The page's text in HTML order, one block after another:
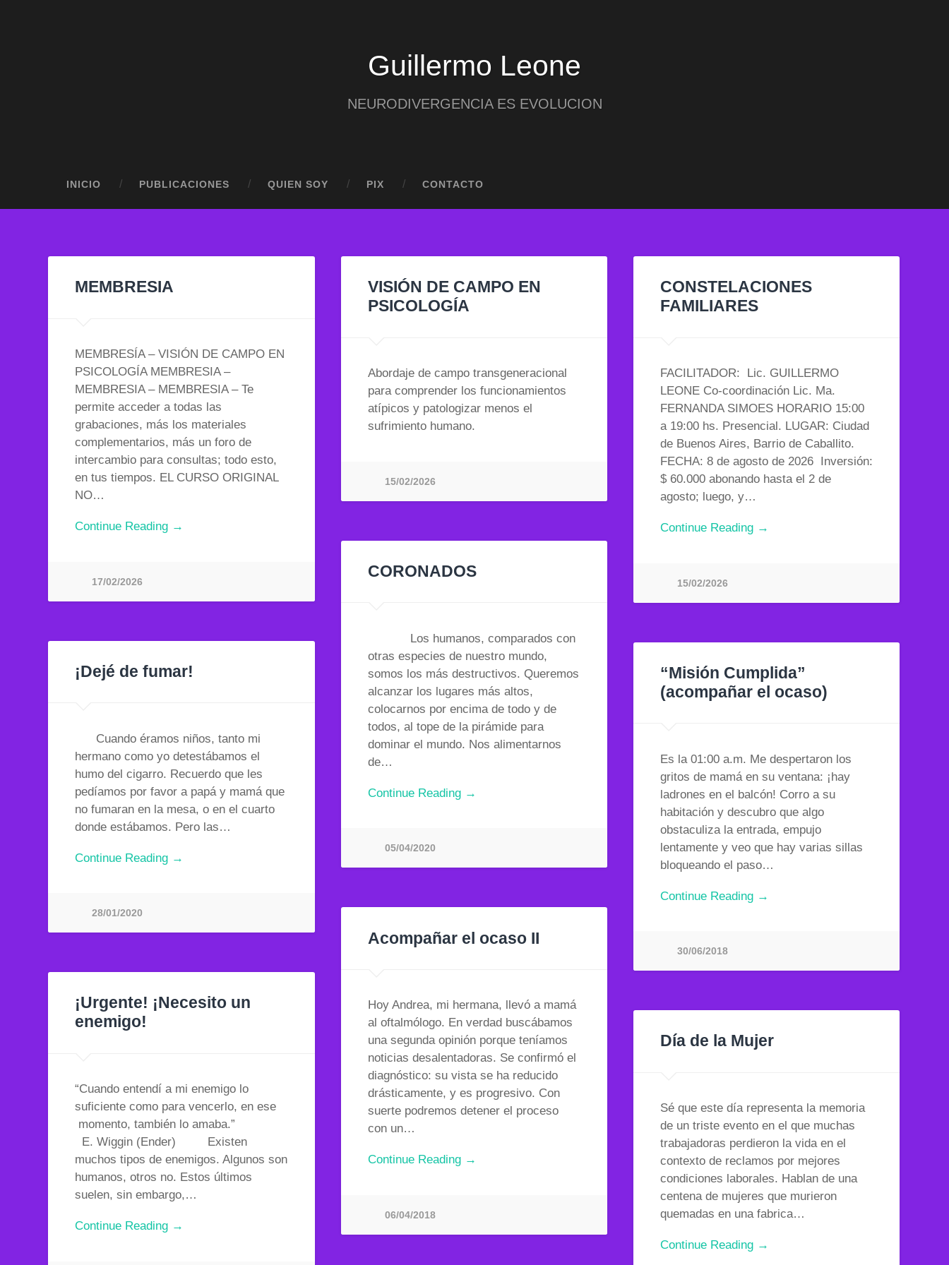
Guillermo Leone
NEURODIVERGENCIA ES EVOLUCION
INICIO PUBLICACIONES QUIEN SOY PIX CONTACTO
MEMBRESIA
MEMBRESÍA – VISIÓN DE CAMPO EN
PSICOLOGÍA MEMBRESIA –
MEMBRESIA – MEMBRESIA – Te
permite acceder a todas las
grabaciones, más los materiales
complementarios, más un foro de
intercambio para consultas; todo esto,
en tus tiempos. EL CURSO ORIGINAL
NO…
Continue Reading →
17/02/2026
VISIÓN DE CAMPO EN
PSICOLOGÍA
Abordaje de campo transgeneracional
para comprender los funcionamientos
atípicos y patologizar menos el
sufrimiento humano.
15/02/2026
CONSTELACIONES
FAMILIARES
FACILITADOR: Lic. GUILLERMO
LEONE Co-coordinación Lic. Ma.
FERNANDA SIMOES HORARIO 15:00
a 19:00 hs. Presencial. LUGAR: Ciudad
de Buenos Aires, Barrio de Caballito.
FECHA: 8 de agosto de 2026 Inversión:
$ 60.000 abonando hasta el 2 de
agosto; luego, y…
Continue Reading →
15/02/2026
CORONADOS
Los humanos, comparados con
otras especies de nuestro mundo,
somos los más destructivos. Queremos
alcanzar los lugares más altos,
colocarnos por encima de todo y de
todos, al tope de la pirámide para
dominar el mundo. Nos alimentarnos
de…
Continue Reading →
05/04/2020
¡Dejé de fumar!
Cuando éramos niños, tanto mi
hermano como yo detestábamos el
humo del cigarro. Recuerdo que les
pedíamos por favor a papá y mamá que
no fumaran en la mesa, o en el cuarto
donde estábamos. Pero las…
Continue Reading →
28/01/2020
“Misión Cumplida”
(acompañar el ocaso)
Es la 01:00 a.m. Me despertaron los
gritos de mamá en su ventana: ¡hay
ladrones en el balcón! Corro a su
habitación y descubro que algo
obstaculiza la entrada, empujo
lentamente y veo que hay varias sillas
bloqueando el paso…
Continue Reading →
30/06/2018
Acompañar el ocaso II
Hoy Andrea, mi hermana, llevó a mamá
al oftalmólogo. En verdad buscábamos
una segunda opinión porque teníamos
noticias desalentadoras. Se confirmó el
diagnóstico: su vista se ha reducido
drásticamente, y es progresivo. Con
suerte podremos detener el proceso
con un…
Continue Reading →
06/04/2018
¡Urgente! ¡Necesito un
enemigo!
“Cuando entendí a mi enemigo lo
suficiente como para vencerlo, en ese
momento, también lo amaba.”
E. Wiggin (Ender) Existen
muchos tipos de enemigos. Algunos son
humanos, otros no. Estos últimos
suelen, sin embargo,…
Continue Reading →
Día de la Mujer
Sé que este día representa la memoria
de un triste evento en el que muchas
trabajadoras perdieron la vida en el
contexto de reclamos por mejores
condiciones laborales. Hablan de una
centena de mujeres que murieron
quemadas en una fabrica…
Continue Reading →